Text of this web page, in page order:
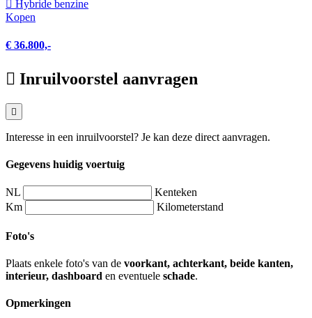
Hybride benzine
Kopen
€ 36.800,-
Inruilvoorstel aanvragen
Interesse in een inruilvoorstel? Je kan deze direct aanvragen.
Gegevens huidig voertuig
NL
Kenteken
Km
Kilometerstand
Foto's
Plaats enkele foto's van de voorkant, achterkant, beide kanten,
interieur, dashboard en eventuele schade.
Opmerkingen